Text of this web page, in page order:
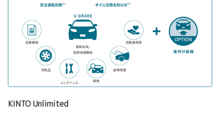
KINTO Unlimited